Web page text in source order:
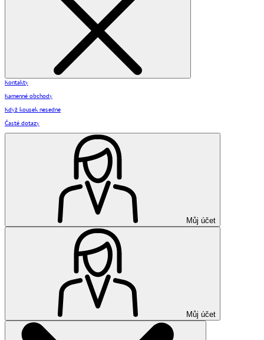
Kontakty
Kamenné obchody
Když kousek nesedne
Časté dotazy
Můj účet
Můj účet